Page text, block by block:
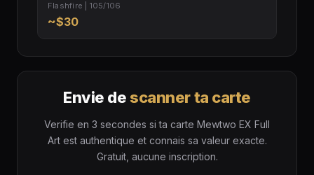
Flashfire | 105/106
~$30
Envie descanner ta carte
Verifie en 3 secondes si ta carte Mewtwo EX Full
Art est authentique et connais sa valeur exacte.
Gratuit, aucune inscription.